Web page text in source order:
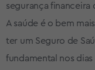
segurança financeira
A saúde é o bem
ter um Seguro de
fundamental nos